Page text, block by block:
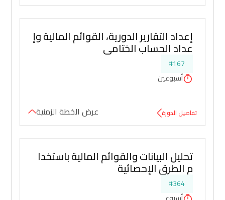
إعداد التقارير الدورية، القوائم المالية وإ
عداد الحساب الختامي
#167
أسبوعين
تفاصيل الدورة عرض الخطة الزمنية
تحليل البيانات والقوائم المالية باستخدا
م الطرق الإحصائية
#364